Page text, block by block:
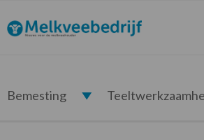
de
hoofdnavigatie
de
hoofd
de
eerste
de
voettekst
Melkveebedrijf.nl
Bemesting